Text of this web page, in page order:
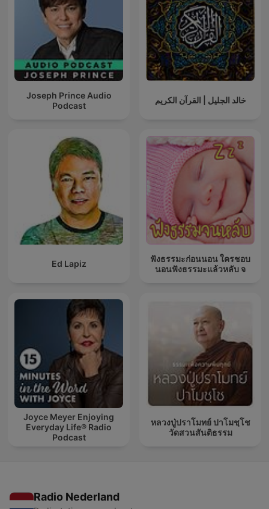
Joseph Prince Audio
Podcast
خالد الجليل | القرآن الكريم
Ed Lapiz
ฟังธรรมะก่อนนอน ใครชอบ
นอนฟังธรรมะแล้วหลับ จ
Joyce Meyer Enjoying
Everyday Life® Radio
Podcast
หลวงปู่ปราโมทย์ ปาโมชฺโช
วัดสวนสันติธรรม
Radio Nederland